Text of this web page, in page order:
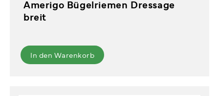
Amerigo Bügelriemen Dressage
breit
In den Warenkorb